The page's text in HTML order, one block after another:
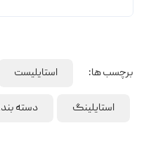
برچسب ها: استایلیست
استایلینگ دسته